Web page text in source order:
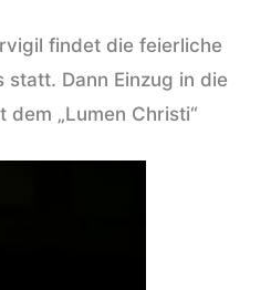
findet die feierliche
statt. Dann Einzug in die
dem „Lumen Christi“